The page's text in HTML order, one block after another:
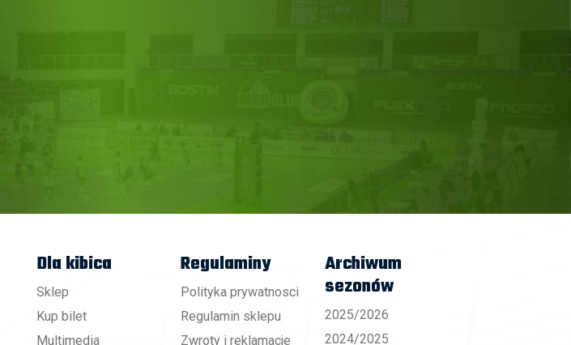
Dla kibica
Sklep
Kup bilet
Multimedia
Regulaminy
Polityka prywatnosci
Regulamin sklepu
Zwroty i reklamacje
Archiwum
sezonów
2025/2026
2024/2025